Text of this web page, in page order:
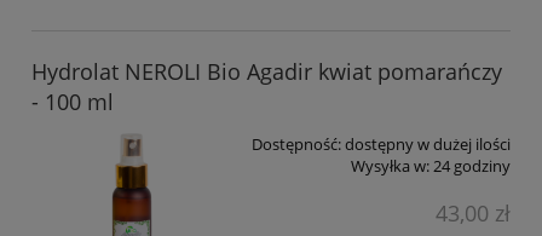
Hydrolat NEROLI Bio Agadir kwiat pomarańczy
- 100 ml
Dostępność:dostępny w dużej ilości
Wysyłka w:24 godziny
43,00 zł